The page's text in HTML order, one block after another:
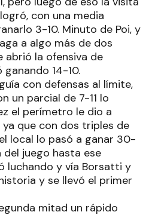
con una media
3-10. Minuto de Poi, y
a algo más de dos
abrió la ofensiva de
14-10.
con defensas al límite,
un parcial de 7-11 lo
el perímetro le dio a
que con dos triples de
local lo pasó a ganar 30-
del juego hasta ese
luchando y vía Borsatti y
y se llevó el primer
mitad un rápido